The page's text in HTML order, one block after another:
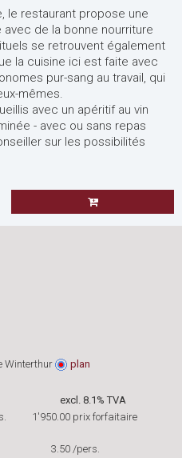
le restaurant propose une
de la bonne nourriture
se retrouvent également
la cuisine ici est faite avec
pur-sang au travail, qui
mêmes.
avec un apéritif au vin
- avec ou sans repas
sur les possibilités
Winterthur plan
excl. 8.1% TVA
1'950.00 prix forfaitaire
3.50 /pers.